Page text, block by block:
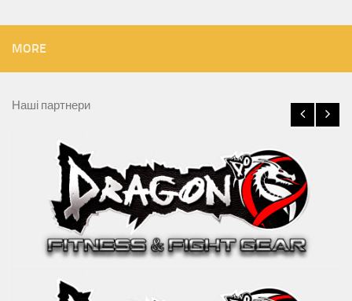
MORE
Наші партнери